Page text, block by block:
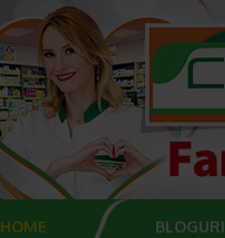
HOME BLOGURI